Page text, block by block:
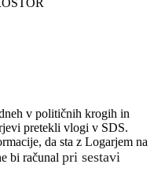
v političnih krogih in
pretekli vlogi v SDS.
da sta z Logarjem na
bi računal pri sestavi